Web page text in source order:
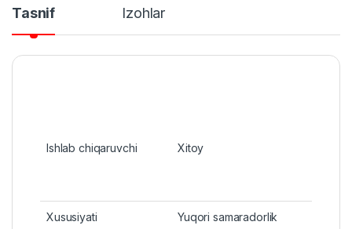
Tasnif Izohlar
Ishlab chiqaruvchi Xitoy
Xususiyati Yuqori samaradorlik